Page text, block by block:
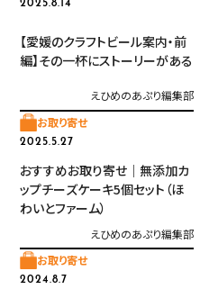
2025.8.14
【愛媛のクラフトビール案内・前
編】その一杯にストーリーがある
えひめのあぷり編集部
お取り寄せ
2025.5.27
おすすめお取り寄せ｜無添加カ
ップチーズケーキ5個セット（ほ
わいとファーム）
えひめのあぷり編集部
お取り寄せ
2024.8.7